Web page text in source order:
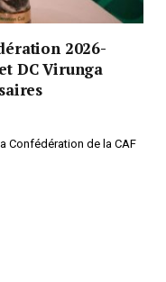
2026-
DC Virunga
Confédération de la CAF